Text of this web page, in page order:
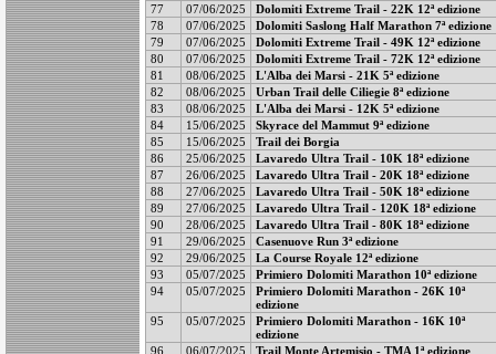
77
07/06/2025
Dolomiti Extreme Trail - 22K 12ª edizione
78
07/06/2025
Dolomiti Saslong Half Marathon 7ª edizione
79
07/06/2025
Dolomiti Extreme Trail - 49K 12ª edizione
80
07/06/2025
Dolomiti Extreme Trail - 72K 12ª edizione
81
08/06/2025
L'Alba dei Marsi - 21K 5ª edizione
82
08/06/2025
Urban Trail delle Ciliegie 8ª edizione
83
08/06/2025
L'Alba dei Marsi - 12K 5ª edizione
84
15/06/2025
Skyrace del Mammut 9ª edizione
85
15/06/2025
Trail dei Borgia
86
25/06/2025
Lavaredo Ultra Trail - 10K 18ª edizione
87
26/06/2025
Lavaredo Ultra Trail - 20K 18ª edizione
88
27/06/2025
Lavaredo Ultra Trail - 50K 18ª edizione
89
27/06/2025
Lavaredo Ultra Trail - 120K 18ª edizione
90
28/06/2025
Lavaredo Ultra Trail - 80K 18ª edizione
91
29/06/2025
Casenuove Run 3ª edizione
92
29/06/2025
La Course Royale 12ª edizione
93
05/07/2025
Primiero Dolomiti Marathon 10ª edizione
94
05/07/2025
Primiero Dolomiti Marathon - 26K 10ª
edizione
95
05/07/2025
Primiero Dolomiti Marathon - 16K 10ª
edizione
96
06/07/2025
Trail Monte Artemisio - TMA 1ª edizione